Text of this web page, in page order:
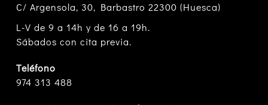
C/ Argensola, 30, Barbastro 22300 (Huesca)
L-V de 9 a 14h y de 16 a 19h.
Sábados con cita previa.
Teléfono
974 313 488